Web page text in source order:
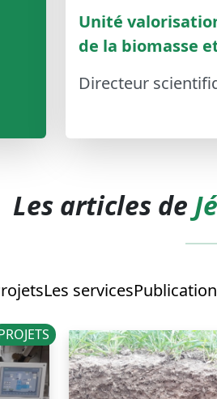
Unité
de la biomasse
Directeur
Les articles de
Les services